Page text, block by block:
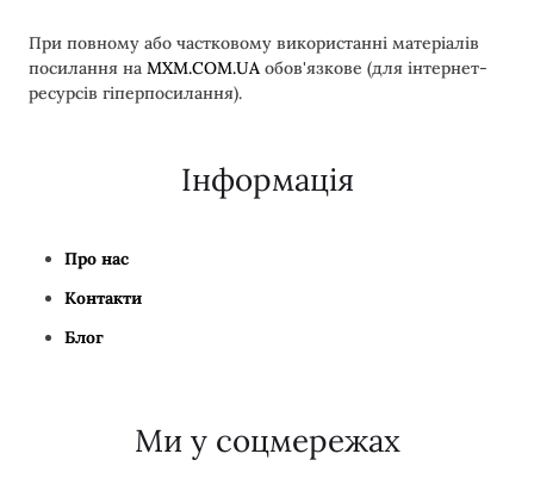
При повному або частковому використанні матеріалів
посилання на MXM.COM.UA обов'язкове (для інтернет-
ресурсів гіперпосилання).
Інформація
Про нас
Контакти
Блог
Ми у соцмережах